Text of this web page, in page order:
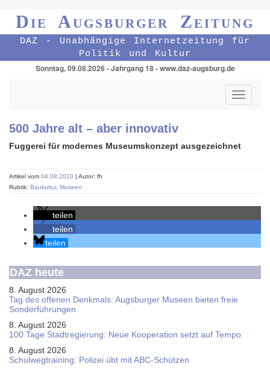
Die Augsburger Zeitung
DAZ - Unabhängige Internetzeitung für
Politik und Kultur
Sonntag, 09.08.2026 - Jahrgang 18 - www.daz-augsburg.de
Toggle
500 Jahre alt – aber innovativ
Fuggerei für modernes Museumskonzept ausgezeichnet
Artikel vom 04.08.2010 | Autor: fh
Rubrik: Baukultur, Museen
teilen
teilen
teilen
DAZ heute
8. August 2026
Tag des offenen Denkmals: Augsburger Museen bieten freie
Sonderführungen
8. August 2026
100 Tage Stadtregierung: Neue Kooperation setzt auf Tempo
8. August 2026
Schul­weg­trai­ning: Poli­zei übt mit ABC-Schüt­zen